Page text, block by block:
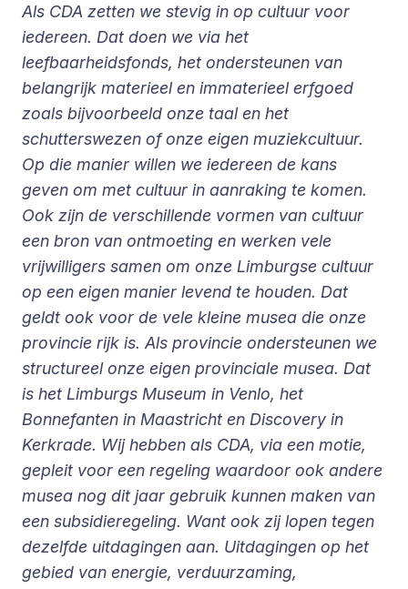
Als CDA zetten we stevig in op cultuur voor
iedereen. Dat doen we via het
leefbaarheidsfonds, het ondersteunen van
belangrijk materieel en immaterieel erfgoed
zoals bijvoorbeeld onze taal en het
schutterswezen of onze eigen muziekcultuur.
Op die manier willen we iedereen de kans
geven om met cultuur in aanraking te komen.
Ook zijn de verschillende vormen van cultuur
een bron van ontmoeting en werken vele
vrijwilligers samen om onze Limburgse cultuur
op een eigen manier levend te houden. Dat
geldt ook voor de vele kleine musea die onze
provincie rijk is. Als provincie ondersteunen we
structureel onze eigen provinciale musea. Dat
is het Limburgs Museum in Venlo, het
Bonnefanten in Maastricht en Discovery in
Kerkrade. Wij hebben als CDA, via een motie,
gepleit voor een regeling waardoor ook andere
musea nog dit jaar gebruik kunnen maken van
een subsidieregeling. Want ook zij lopen tegen
dezelfde uitdagingen aan. Uitdagingen op het
gebied van energie, verduurzaming,